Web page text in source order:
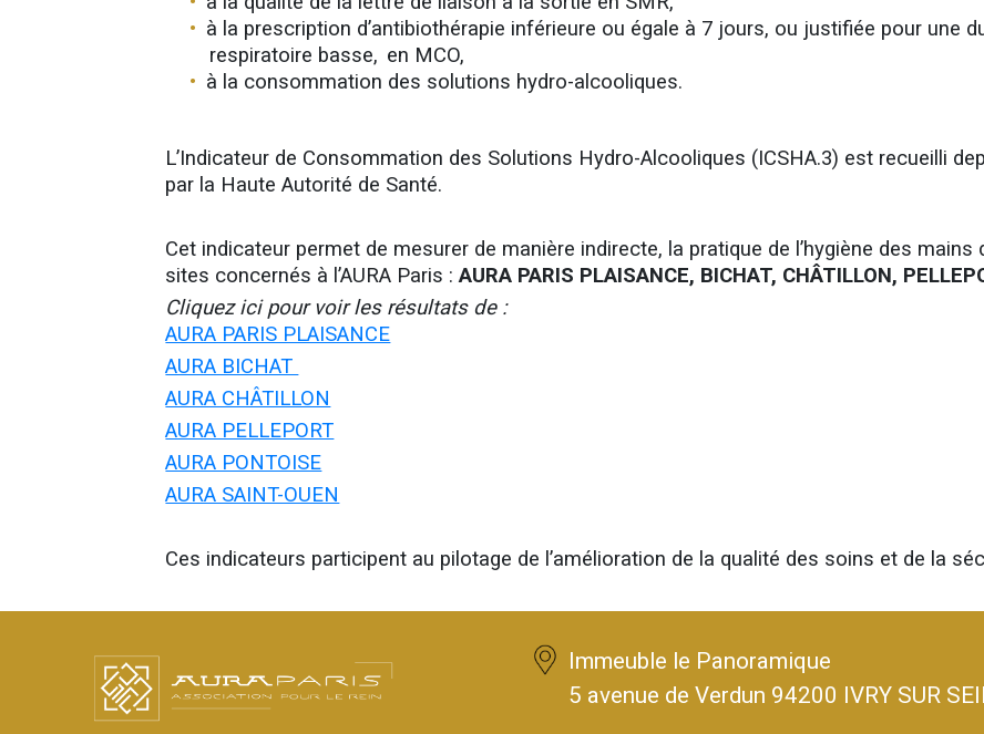
à la prescription d’antibiothérapie inférieure ou égale à 7 jours, ou justifiée pour une
respiratoire basse, en MCO,
à la consommation des solutions hydro-alcooliques.
L’Indicateur de Consommation des Solutions Hydro-Alcooliques (ICSHA.3) est recueilli
par la Haute Autorité de Santé.
Cet indicateur permet de mesurer de manière indirecte, la pratique de l’hygiène des
sites concernés à l’AURA Paris :AURA PARIS PLAISANCE, BICHAT, CHÂTILLON,
Cliquez ici pour voir les résultats de :
AURA PARIS PLAISANCE
AURA BICHAT
AURA CHÂTILLON
AURA PELLEPORT
AURA PONTOISE
AURA SAINT-OUEN
Ces indicateurs participent au pilotage de l’amélioration de la qualité des soins et de la
Immeuble le Panoramique
5 avenue de Verdun 94200 IVRY SUR